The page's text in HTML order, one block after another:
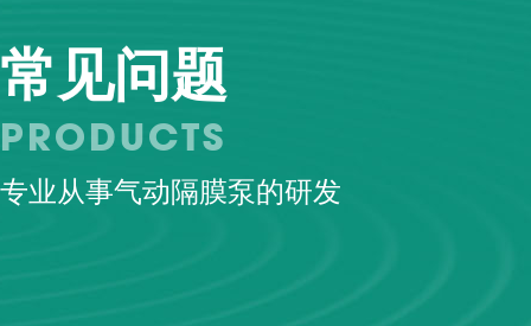
常见问题
PRODUCTS
专业从事气动隔膜泵的研发